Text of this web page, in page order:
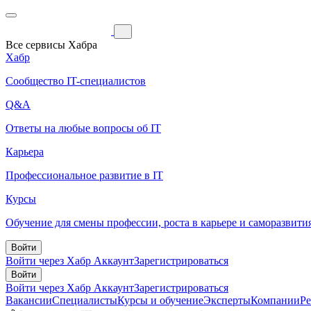
Все сервисы Хабра
Хабр
Сообщество IT-специалистов
Q&A
Ответы на любые вопросы об IT
Карьера
Профессиональное развитие в IT
Курсы
Обучение для смены профессии, роста в карьере и
Войти
Войти через Хабр АккаунтЗарегистрироваться
Войти
Войти через Хабр АккаунтЗарегистрироваться
ВакансииСпециалистыКурсы и обучениеЭкспертыКомпании